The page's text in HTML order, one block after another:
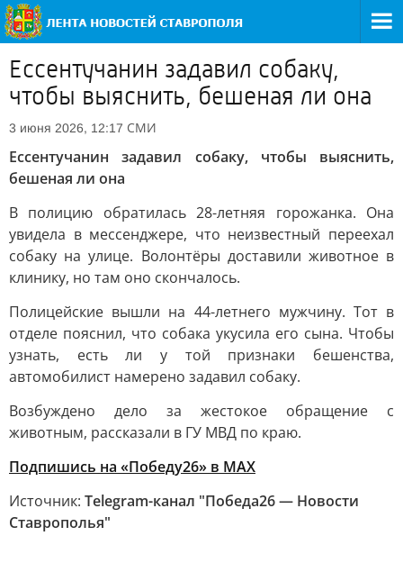
Ессентучанин задавил собаку,
чтобы выяснить, бешеная ли она
3 июня 2026, 12:17 СМИ
Ессентучанин задавил собаку, чтобы выяснить,
бешеная ли она
В полицию обратилась 28-летняя горожанка. Она
увидела в мессенджере, что неизвестный переехал
собаку на улице. Волонтёры доставили животное в
клинику, но там оно скончалось.
Полицейские вышли на 44-летнего мужчину. Тот в
отделе пояснил, что собака укусила его сына. Чтобы
узнать, есть ли у той признаки бешенства,
автомобилист намерено задавил собаку.
Возбуждено дело за жестокое обращение с
животным, рассказали в ГУ МВД по краю.
Подпишись на «Победу26» в MAX
Источник: Telegram-канал "Победа26 — Новости
Ставрополья"